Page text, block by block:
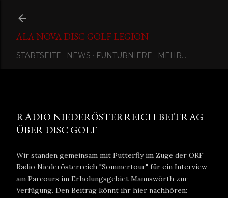
ALA NOVA DISC GOLF LEGION
STARTSEITE NEWS FUNTURNIERE MEHR…
RADIO NIEDERÖSTERREICH BEITRAG
ÜBER DISC GOLF
Wir standen gemeinsam mit Putterfly im Zuge der ORF
Radio Niederösterreich "Sommertour" für ein Interview
am Parcours im Erholungsgebiet Mannswörth zur
Verfügung. Den Beitrag könnt ihr hier nachhören: